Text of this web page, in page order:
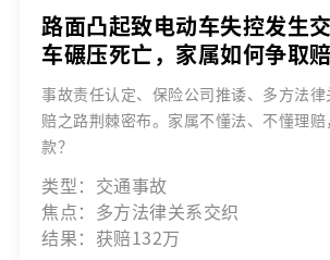
路面凸起致电动车失控发生
车碾压死亡，家属如何争取赔
事故责任认定、保险公司推诿、多方法
赔之路荆棘密布。家属不懂法、不懂理
款？
类型：交通事故
焦点：多方法律关系交织
结果：获赔132万